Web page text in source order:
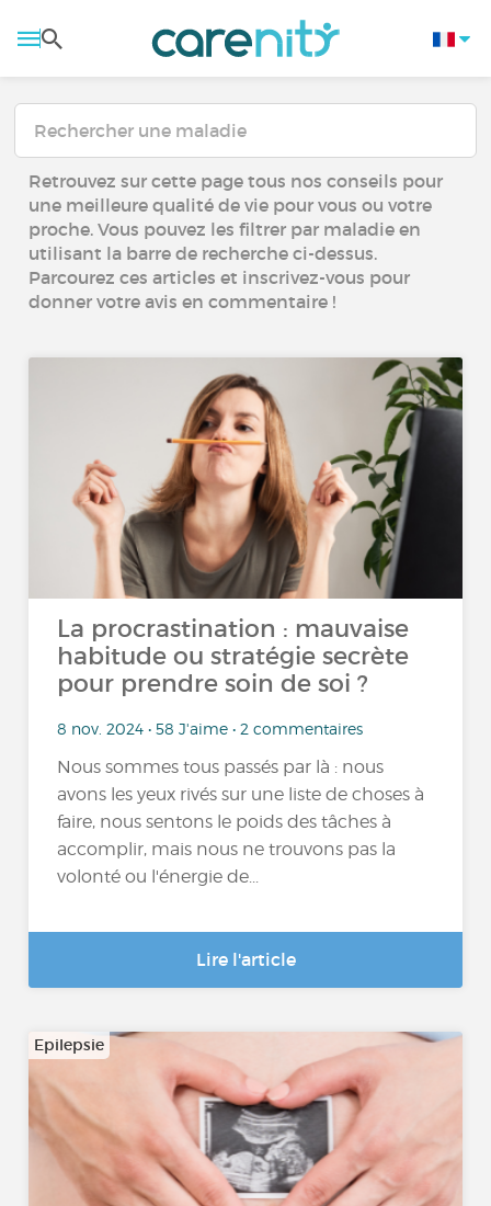
Retrouvez sur cette page tous nos conseils pour
une meilleure qualité de vie pour vous ou votre
proche. Vous pouvez les filtrer par maladie en
utilisant la barre de recherche ci-dessus.
Parcourez ces articles et inscrivez-vous pour
donner votre avis en commentaire !
La procrastination : mauvaise
habitude ou stratégie secrète
pour prendre soin de soi ?
8 nov. 2024 • 58 J'aime • 2 commentaires
Nous sommes tous passés par là : nous
avons les yeux rivés sur une liste de choses à
faire, nous sentons le poids des tâches à
accomplir, mais nous ne trouvons pas la
volonté ou l'énergie de...
Lire l'article
Epilepsie